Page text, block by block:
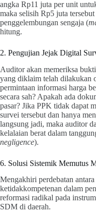
angka Rp11 juta per unit
maka selisih Rp5 juta
penggelembungan sengaja (
hitung.
2. Pengujian Jejak Digital
Auditor akan memeriksa
yang diklaim telah dilakukan
permintaan informasi harga
secara sah? Apakah ada
pasar? Jika PPK tidak dapat
survei tersebut dan hanya
langsung jadi, maka auditor
kelalaian berat dalam
negligence).
6. Solusi Sistemik Memutus
Mengakhiri perdebatan
ketidakkompetenan dalam
reformasi radikal pada
SDM di daerah.